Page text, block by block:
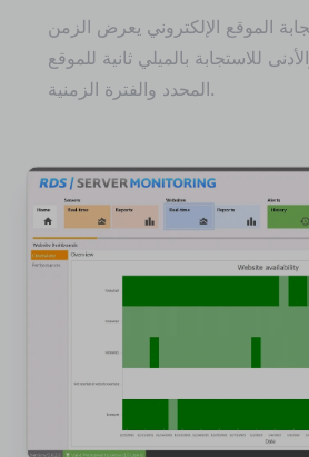
الموقع الإلكتروني يعرض الزمن
للاستجابة بالميلي ثانية للموقع
المحدد والفترة الزمنية.